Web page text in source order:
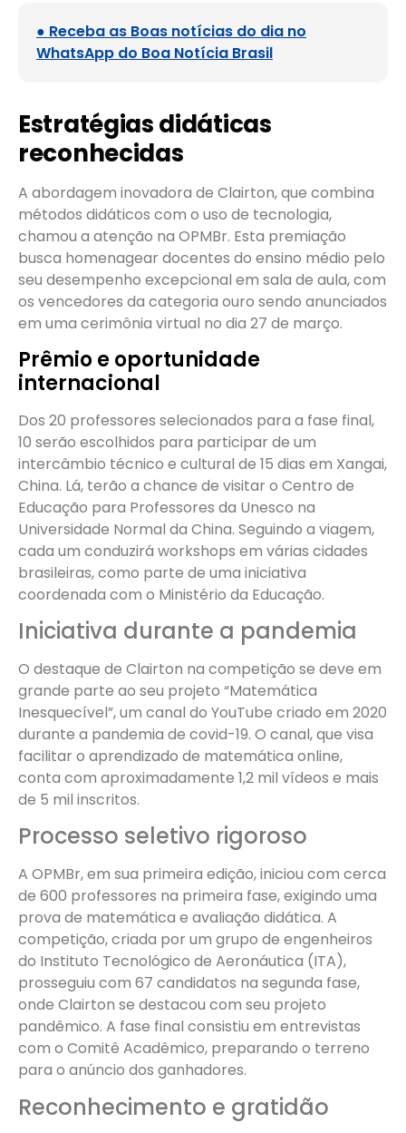
● Receba as Boas notícias do dia no
WhatsApp do Boa Notícia Brasil
Estratégias didáticas
reconhecidas
A abordagem inovadora de Clairton, que combina
métodos didáticos com o uso de tecnologia,
chamou a atenção na OPMBr. Esta premiação
busca homenagear docentes do ensino médio pelo
seu desempenho excepcional em sala de aula, com
os vencedores da categoria ouro sendo anunciados
em uma cerimônia virtual no dia 27 de março.
Prêmio e oportunidade
internacional
Dos 20 professores selecionados para a fase final,
10 serão escolhidos para participar de um
intercâmbio técnico e cultural de 15 dias em Xangai,
China. Lá, terão a chance de visitar o Centro de
Educação para Professores da Unesco na
Universidade Normal da China. Seguindo a viagem,
cada um conduzirá workshops em várias cidades
brasileiras, como parte de uma iniciativa
coordenada com o Ministério da Educação.
Iniciativa durante a pandemia
O destaque de Clairton na competição se deve em
grande parte ao seu projeto “Matemática
Inesquecível”, um canal do YouTube criado em 2020
durante a pandemia de covid-19. O canal, que visa
facilitar o aprendizado de matemática online,
conta com aproximadamente 1,2 mil vídeos e mais
de 5 mil inscritos.
Processo seletivo rigoroso
A OPMBr, em sua primeira edição, iniciou com cerca
de 600 professores na primeira fase, exigindo uma
prova de matemática e avaliação didática. A
competição, criada por um grupo de engenheiros
do Instituto Tecnológico de Aeronáutica (ITA),
prosseguiu com 67 candidatos na segunda fase,
onde Clairton se destacou com seu projeto
pandêmico. A fase final consistiu em entrevistas
com o Comitê Acadêmico, preparando o terreno
para o anúncio dos ganhadores.
Reconhecimento e gratidão